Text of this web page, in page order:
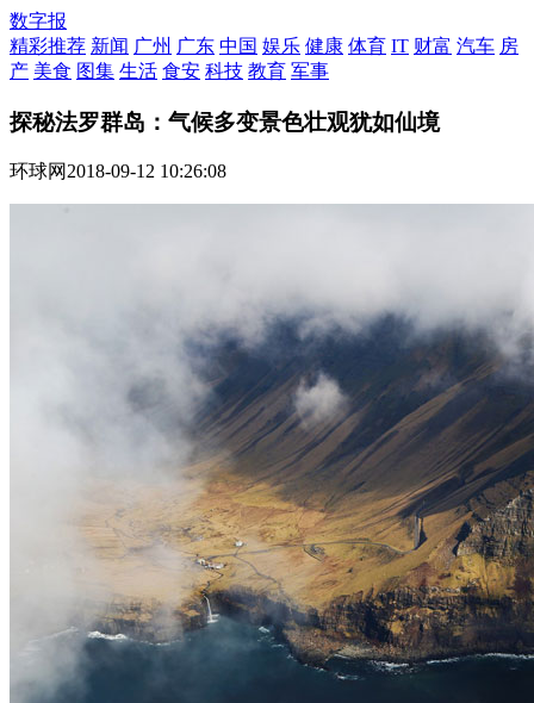
数字报
精彩推荐 新闻 广州 广东 中国 娱乐 健康 体育 IT 财富 汽车 房
产 美食 图集 生活 食安 科技 教育 军事
探秘法罗群岛：气候多变景色壮观犹如仙境
环球网2018-09-12 10:26:08